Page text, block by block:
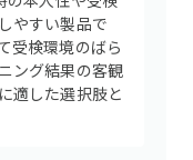
やすい製品で
受検環境のばら
ング結果の客観
適した選択肢と